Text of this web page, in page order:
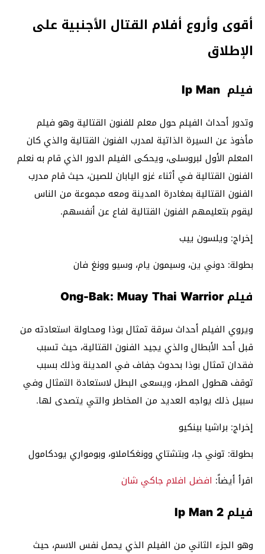
أقوى وأروع أفلام القتال الأجنبية على
الإطلاق
فيلم Ip Man
وتدور أحداث الفيلم حول معلم للفنون القتالية وهو فيلم
مأخوذ عن السيرة الذاتية لمدرب الفنون القتالية والذي كان
المعلم الأول لبروسلى، ويحكى الفيلم الدور الذي قام به نعلم
الفنون القتالية في أثناء غزو اليابان للصين، حيث قام مدرب
الفنون القتالية بمغادرة المدينة ومعه مجموعة من الناس
ليقوم بتعليمهم الفنون القتالية لفاع عن أنفسهم.
إخراج: ويلسون ييب
بطولة: دوني ين، وسيمون يام، وسيو وونغ فان
فيلم Ong-Bak: Muay Thai Warrior
ويروي الفيلم أحداث سرقة تمثال بوذا ومحاولة استعادته من
قبل أحد الأبطال والذي يجيد الفنون القتالية، حيث تسبب
فقدان تمثال بوذا بحدوث جفاف في المدينة وذلك بسبب
توقف هطول المطر، ويسعى البطل لاستعادة التمثال وفي
سبيل ذلك يواجه العديد من المخاطر والتي يتصدى لها.
إخراج: براشيا بينكيو
بطولة: توني جا، وبتشتاي وونغكاملاو، وبومواري يودكامول
اقرأ أيضاً: افضل افلام جاكي شان
فيلم Ip Man 2
وهو الجزء الثاني من الفيلم الذي يحمل نفس الاسم، حيث